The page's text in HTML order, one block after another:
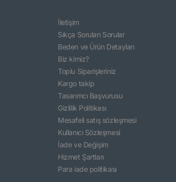
İletişim
Sıkça Sorulan Sorular
Beden ve Ürün Detayları
Biz kimiz?
Toplu Siparişleriniz
Kargo takip
Tasarımcı Başvurusu
Gizlilik Politikası
Mesafeli satış sözleşmesi
Kullanıcı Sözleşmesi
İade ve Değişim
Hizmet Şartları
Para iade politikası